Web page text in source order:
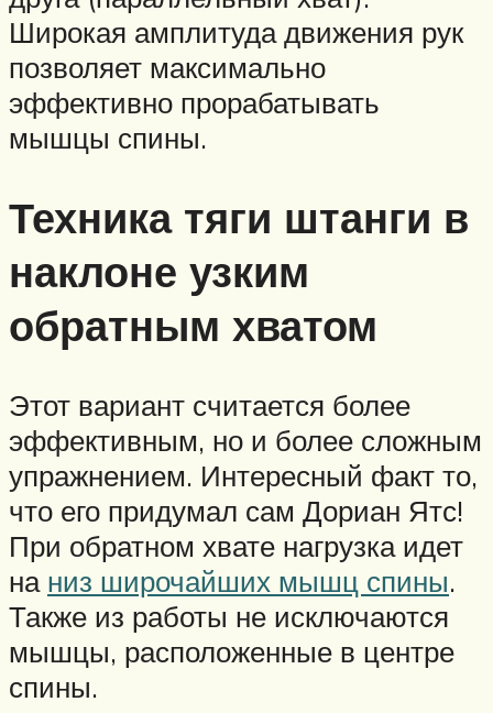
Широкая амплитуда движения рук
позволяет максимально
эффективно прорабатывать
мышцы спины.
Техника тяги штанги в
наклоне узким
обратным хватом
Этот вариант считается более
эффективным, но и более сложным
упражнением. Интересный факт то,
что его придумал сам Дориан Ятс!
При обратном хвате нагрузка идет
на низ широчайших мышц спины.
Также из работы не исключаются
мышцы, расположенные в центре
спины.